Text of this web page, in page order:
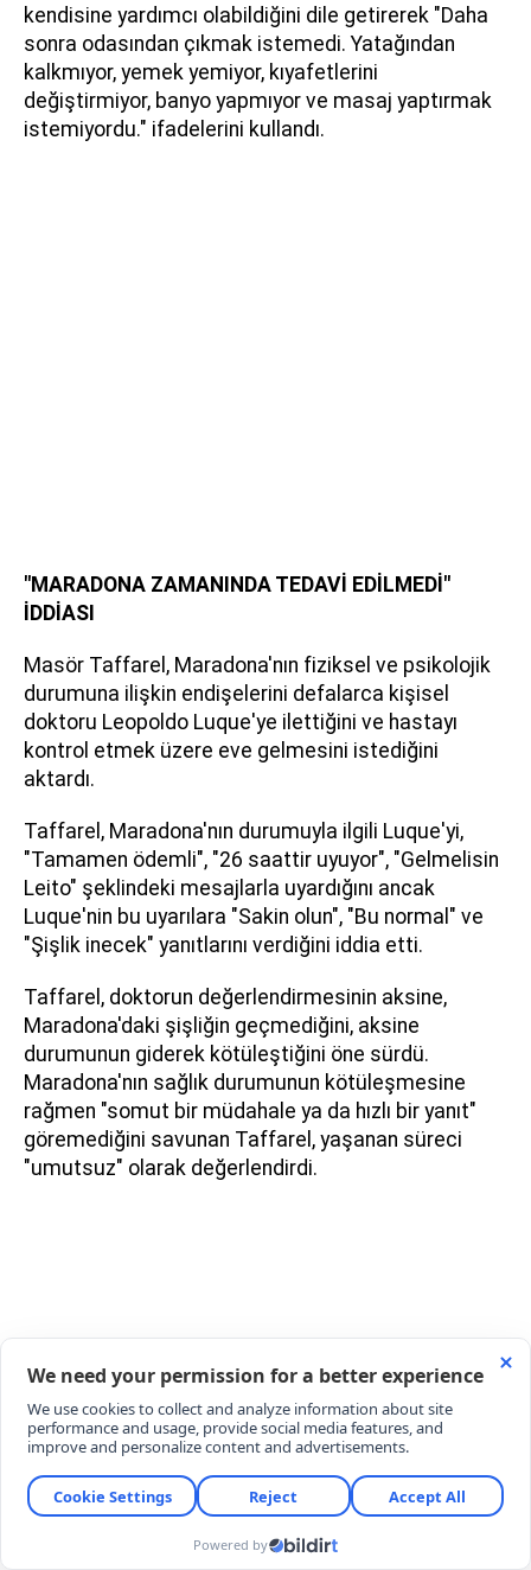
kendisine yardımcı olabildiğini dile getirerek "Daha
sonra odasından çıkmak istemedi. Yatağından
kalkmıyor, yemek yemiyor, kıyafetlerini
değiştirmiyor, banyo yapmıyor ve masaj yaptırmak
istemiyordu." ifadelerini kullandı.
"MARADONA ZAMANINDA TEDAVİ EDİLMEDİ"
İDDİASI
Masör Taffarel, Maradona'nın fiziksel ve psikolojik
durumuna ilişkin endişelerini defalarca kişisel
doktoru Leopoldo Luque'ye ilettiğini ve hastayı
kontrol etmek üzere eve gelmesini istediğini
aktardı.
Taffarel, Maradona'nın durumuyla ilgili Luque'yi,
"Tamamen ödemli", "26 saattir uyuyor", "Gelmelisin
Leito" şeklindeki mesajlarla uyardığını ancak
Luque'nin bu uyarılara "Sakin olun", "Bu normal" ve
"Şişlik inecek" yanıtlarını verdiğini iddia etti.
Taffarel, doktorun değerlendirmesinin aksine,
Maradona'daki şişliğin geçmediğini, aksine
durumunun giderek kötüleştiğini öne sürdü.
Maradona'nın sağlık durumunun kötüleşmesine
rağmen "somut bir müdahale ya da hızlı bir yanıt"
göremediğini savunan Taffarel, yaşanan süreci
"umutsuz" olarak değerlendirdi.